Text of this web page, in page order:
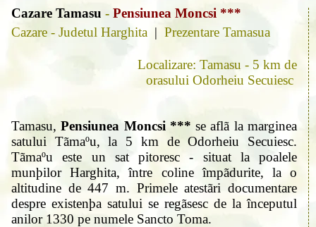
Cazare Tamasu - Pensiunea Moncsi ***
Cazare - Judetul Harghita | Prezentare Tamasua
Localizare: Tamasu - 5 km de
orasului Odorheiu Secuiesc
Tamasu,Pensiunea Moncsi *** se aflã la marginea
satului Tãmaºu, la 5 km de Odorheiu Secuiesc.
Tãmaºu este un sat pitoresc - situat la poalele
munþilor Harghita, între coline împãdurite, la o
altitudine de 447 m. Primele atestãri documentare
despre existenþa satului se regãsesc de la începutul
anilor 1330 pe numele Sancto Toma.